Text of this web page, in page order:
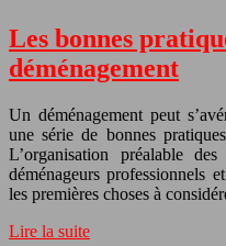
Les bonnes
déménagement
Un déménagement peut
une série de bonnes
L’organisation préalable
déménageurs professionnels
les premières choses à
Lire la suite